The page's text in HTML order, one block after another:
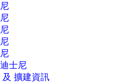
士尼
及 擴建資訊